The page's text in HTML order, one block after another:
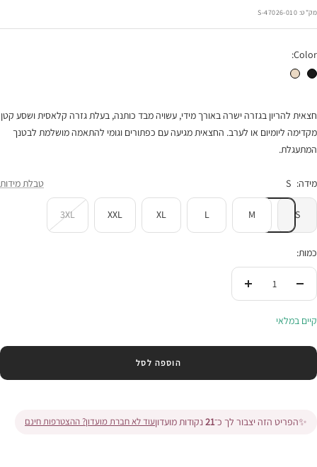
בהנחה
מק"ט: 47026-010-S
Color:
חצאית הריון קורל שחורחצאית הריון קורל טבעי
חצאית להריון בגזרה ישרה באורך מידי, עשויה מבד כותנה, בעלת גזרה קלאסית ושסע קטן
מקדימה ליומיום או לערב. החצאית מגיעה עם כפתורים וגומי להתאמה מושלמת לבטנך
המתעגלת.
מידה: S טבלת מידות
S
M
L
XL
XXL
3XL
כמות:
העלי
קיים במלאי
הוספה לסל
✨הפריט הזה יצבור לך כ־21נקודות מועדוןעוד לא חברת מועדון? ההצטרפות חינם